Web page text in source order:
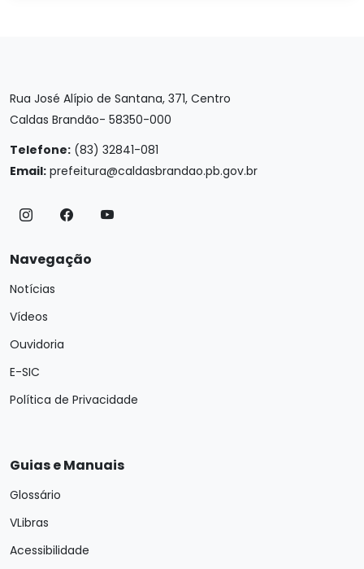
Rua José Alípio de Santana, 371, Centro
Caldas Brandão- 58350-000
Telefone: (83) 32841-081
Email: prefeitura@caldasbrandao.pb.gov.br
Navegação
Notícias
Vídeos
Ouvidoria
E-SIC
Política de Privacidade
Guias e Manuais
Glossário
VLibras
Acessibilidade